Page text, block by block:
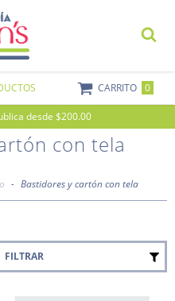
CARRITO 0
desde $200.00
con tela
- Bastidores y cartón con tela
FILTRAR